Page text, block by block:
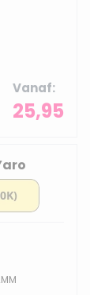
Vanaf
25,95